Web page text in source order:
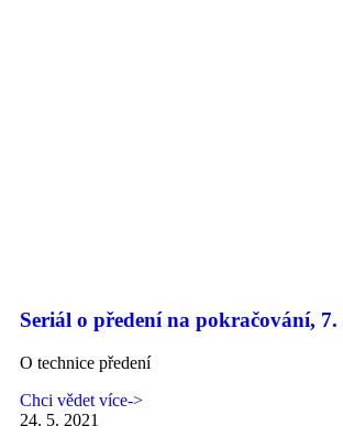
Seriál o předení na pokračování,
O technice předení
Chci vědet více->
24. 5. 2021